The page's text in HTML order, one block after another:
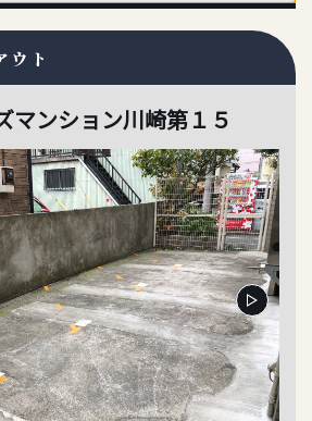
ウト
マンション川崎第１５